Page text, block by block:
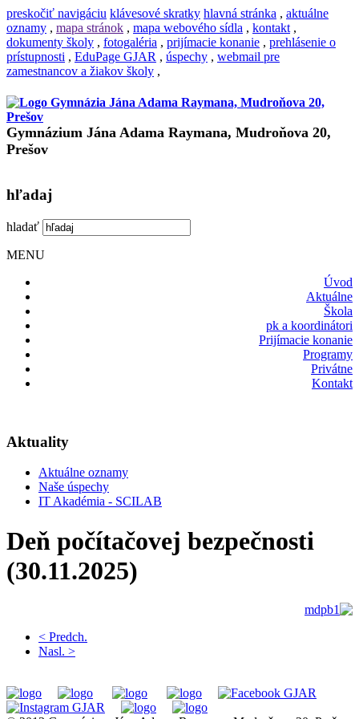
preskočiť navigáciu klávesové skratky hlavná stránka , aktuálne
oznamy , mapa stránok , mapa webového sídla , kontakt ,
dokumenty školy , fotogaléria , prijímacie konanie , prehlásenie o
prístupnosti , EduPage GJAR , úspechy , webmail pre
zamestnancov a žiakov školy ,
Gymnázium Jána Adama Raymana, Mudroňova 20,
Prešov
hľadaj
hladať
MENU
Úvod
Aktuálne
Škola
pk a koordinátori
Prijímacie konanie
Programy
Privátne
Kontakt
Aktuality
Aktuálne oznamy
Naše úspechy
IT Akadémia - SCILAB
Deň počítačovej bezpečnosti
(30.11.2025)
< Predch.
Nasl. >